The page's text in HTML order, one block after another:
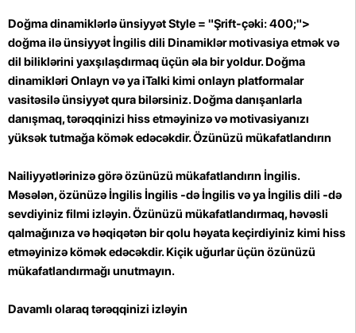
Doğma dinamiklərlə ünsiyyət Style = "Şrift-çəki: 400;">
doğma ilə ünsiyyət İngilis dili Dinamiklər motivasiya etmək və
dil biliklərini yaxşılaşdırmaq üçün əla bir yoldur. Doğma
dinamikləri Onlayn və ya iTalki kimi onlayn platformalar
vasitəsilə ünsiyyət qura bilərsiniz. Doğma danışanlarla
danışmaq, tərəqqinizi hiss etməyinizə və motivasiyanızı
yüksək tutmağa kömək edəcəkdir.Özünüzü mükafatlandırın
Nailiyyətlərinizə görə özünüzü mükafatlandırın İngilis.
Məsələn, özünüzə İngilis İngilis -də İngilis və ya İngilis dili -də
sevdiyiniz filmi izləyin. Özünüzü mükafatlandırmaq, həvəsli
qalmağınıza və həqiqətən bir qolu həyata keçirdiyiniz kimi hiss
etməyinizə kömək edəcəkdir. Kiçik uğurlar üçün özünüzü
mükafatlandırmağı unutmayın.
Davamlı olaraq tərəqqinizi izləyin